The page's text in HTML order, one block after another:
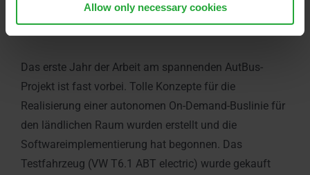
Allow only necessary cookies
13.08.2021
Das erste Jahr der Arbeit am spannenden AutBus-
Projekt ist fast vorbei. Tolle Konzepte für die
Realisierung einer autonomen On-Demand-Buslinie für
den ländlichen Raum wurden erstellt und die
Softwareimplementierung hat begonnen. Das
Testfahrzeug (VW T6.1 ABT electric) wurde gekauft